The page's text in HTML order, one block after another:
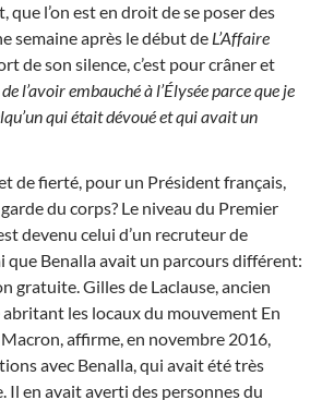
que l’on est en droit de se poser des
semaine après le début de L’Affaire
de son silence, c’est pour crâner et
l’avoir embauché à l’Élysée parce que je
qui était dévoué et qui avait un
de fierté, pour un Président français,
du corps? Le niveau du Premier
devenu celui d’un recruteur de
que Benalla avait un parcours différent:
gratuite. Gilles de Laclause, ancien
abritant les locaux du mouvement En
affirme, en novembre 2016,
avec Benalla, qui avait été très
Il en avait averti des personnes du